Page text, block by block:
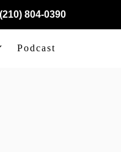
(210) 804-0390
Podcast